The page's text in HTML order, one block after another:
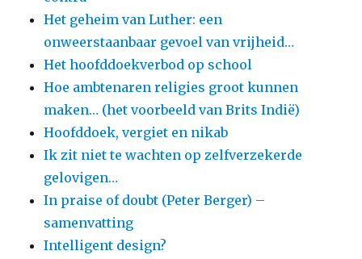
Het geheim van Luther: een
onweerstaanbaar gevoel van vrijheid…
Het hoofddoekverbod op school
Hoe ambtenaren religies groot kunnen
maken… (het voorbeeld van Brits Indië)
Hoofddoek, vergiet en nikab
Ik zit niet te wachten op zelfverzekerde
gelovigen…
In praise of doubt (Peter Berger) –
samenvatting
Intelligent design?